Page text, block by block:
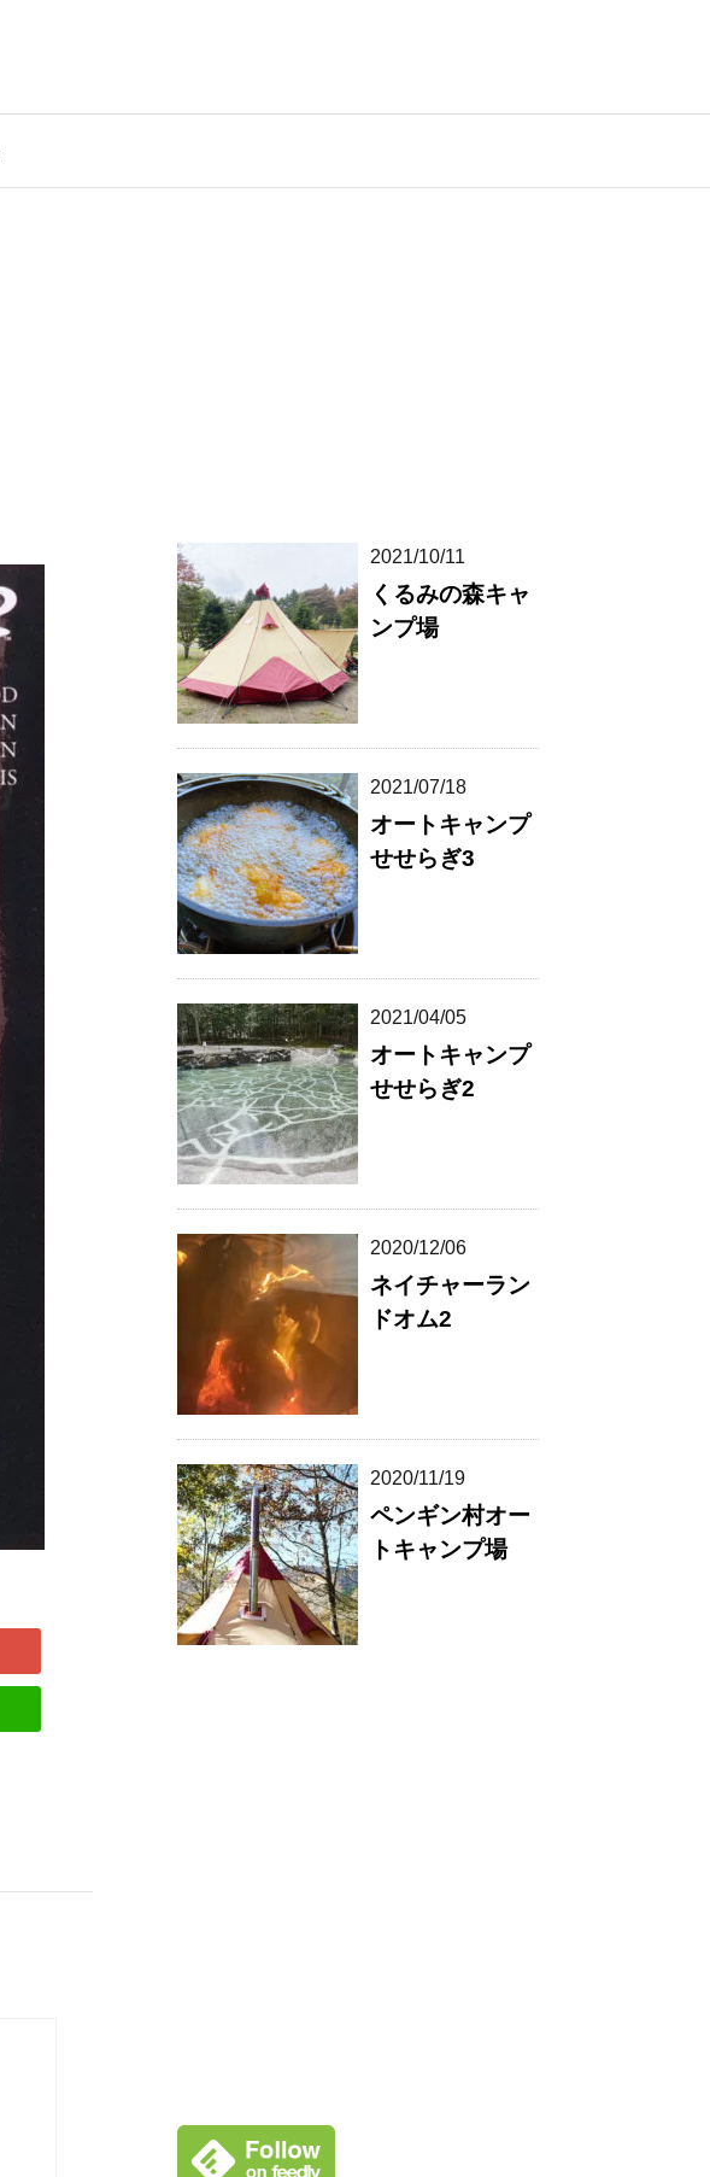
2021/10/11
くるみの森キャ
ンプ場
2021/07/18
オートキャンプ
せせらぎ3
2021/04/05
オートキャンプ
せせらぎ2
2020/12/06
ネイチャーラン
ドオム2
2020/11/19
ペンギン村オー
トキャンプ場